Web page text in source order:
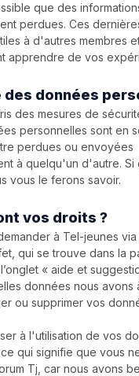
que des
perdues. Ces
à d'autres membres
apprendre de vos
des données
des mesures de
personnelles sont en
perdues ou envoyées
à quelqu'un d'autre. Si
vous le ferons savoir.
vos droits ?
à Tel-jeunes via
qui se trouve dans la
« aide et
données nous avons
ou supprimer vos
à l'utilisation de vos
qui signifie que vous
Tj, car nous avons